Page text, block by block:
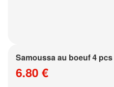
Samoussa au boeuf 4 pcs
6.80 €